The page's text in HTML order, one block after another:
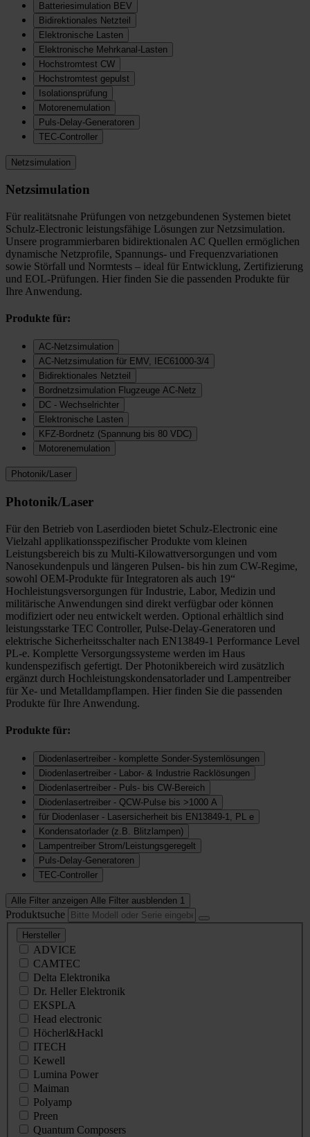
Batteriesimulation BEV
Bidirektionales Netzteil
Elektronische Lasten
Elektronische Mehrkanal-Lasten
Hochstromtest CW
Hochstromtest gepulst
Isolationsprüfung
Motorenemulation
Puls-Delay-Generatoren
TEC-Controller
Netzsimulation
Netzsimulation
Für realitätsnahe Prüfungen von netzgebundenen Systemen bietet
Schulz-Electronic leistungsfähige Lösungen zur Netzsimulation.
Unsere programmierbaren bidirektionalen AC Quellen ermöglichen
dynamische Netzprofile, Spannungs- und Frequenzvariationen
sowie Störfall und Normtests – ideal für Entwicklung, Zertifizierung
und EOL-Prüfungen. Hier finden Sie die passenden Produkte für
Ihre Anwendung.
Produkte für:
AC-Netzsimulation
AC-Netzsimulation für EMV, IEC61000-3/4
Bidirektionales Netzteil
Bordnetzsimulation Flugzeuge AC-Netz
DC - Wechselrichter
Elektronische Lasten
KFZ-Bordnetz (Spannung bis 80 VDC)
Motorenemulation
Photonik/Laser
Photonik/Laser
Für den Betrieb von Laserdioden bietet Schulz-Electronic eine
Vielzahl applikationsspezifischer Produkte vom kleinen
Leistungsbereich bis zu Multi-Kilowattversorgungen und vom
Nanosekundenpuls und längeren Pulsen- bis hin zum CW-Regime,
sowohl OEM-Produkte für Integratoren als auch 19“
Hochleistungsversorgungen für Industrie, Labor, Medizin und
militärische Anwendungen sind direkt verfügbar oder können
modifiziert oder neu entwickelt werden. Optional erhältlich sind
leistungsstarke TEC Controller, Pulse-Delay-Generatoren und
elektrische Sicherheitsschalter nach EN13849-1 Performance Level
PL-e. Komplette Versorgungssysteme werden im Haus
kundenspezifisch gefertigt. Der Photonikbereich wird zusätzlich
ergänzt durch Hochleistungskondensatorlader und Lampentreiber
für Xe- und Metalldampflampen. Hier finden Sie die passenden
Produkte für Ihre Anwendung.
Produkte für:
Diodenlasertreiber - komplette Sonder-Systemlösungen
Diodenlasertreiber - Labor- & Industrie Racklösungen
Diodenlasertreiber - Puls- bis CW-Bereich
Diodenlasertreiber - QCW-Pulse bis >1000 A
für Diodenlaser - Lasersicherheit bis EN13849-1, PL e
Kondensatorlader (z.B. Blitzlampen)
Lampentreiber Strom/Leistungsgeregelt
Puls-Delay-Generatoren
TEC-Controller
Alle Filter anzeigen Alle Filter ausblenden 1
Produktsuche
Hersteller
ADVICE
CAMTEC
Delta Elektronika
Dr. Heller Elektronik
EKSPLA
Head electronic
Höcherl&Hackl
ITECH
Kewell
Lumina Power
Maiman
Polyamp
Preen
Quantum Composers